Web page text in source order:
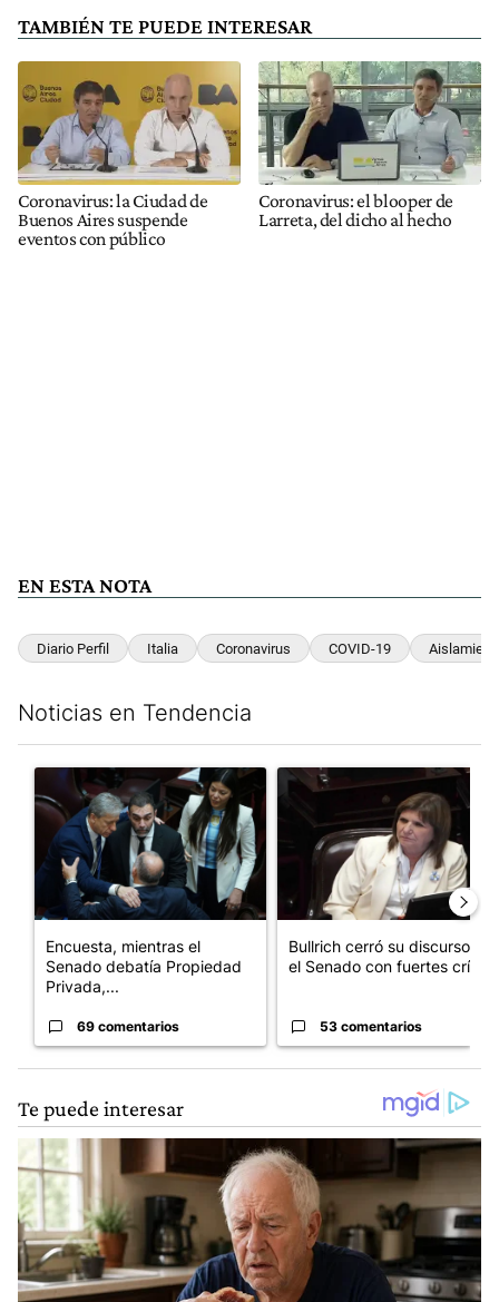
TAMBIÉN TE PUEDE INTERESAR
Coronavirus: la Ciudad de
Buenos Aires suspende
eventos con público
Coronavirus: el blooper de
Larreta, del dicho al hecho
EN ESTA NOTA
Diario Perfil Italia Coronavirus COVID-19
Noticias en Tendencia
Un artículo de tendencia con el título "Encuesta, mientras el
Encuesta, mientras el
Senado debatía Propiedad
Privada,...
69 comentarios
Un artículo de tendencia
Bullrich cerró su discurso en
el Senado con fuertes crí...
53 comentarios